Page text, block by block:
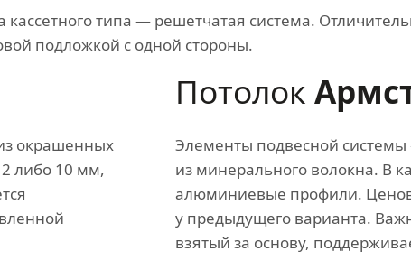
типа — решетчатая система.
подложкой с одной стороны.
окрашенных
либо 10 мм,
Потолок
Элементы подвесной системы
из минерального волокна. В
алюминиевые профили.
у предыдущего варианта.
взятый за основу,